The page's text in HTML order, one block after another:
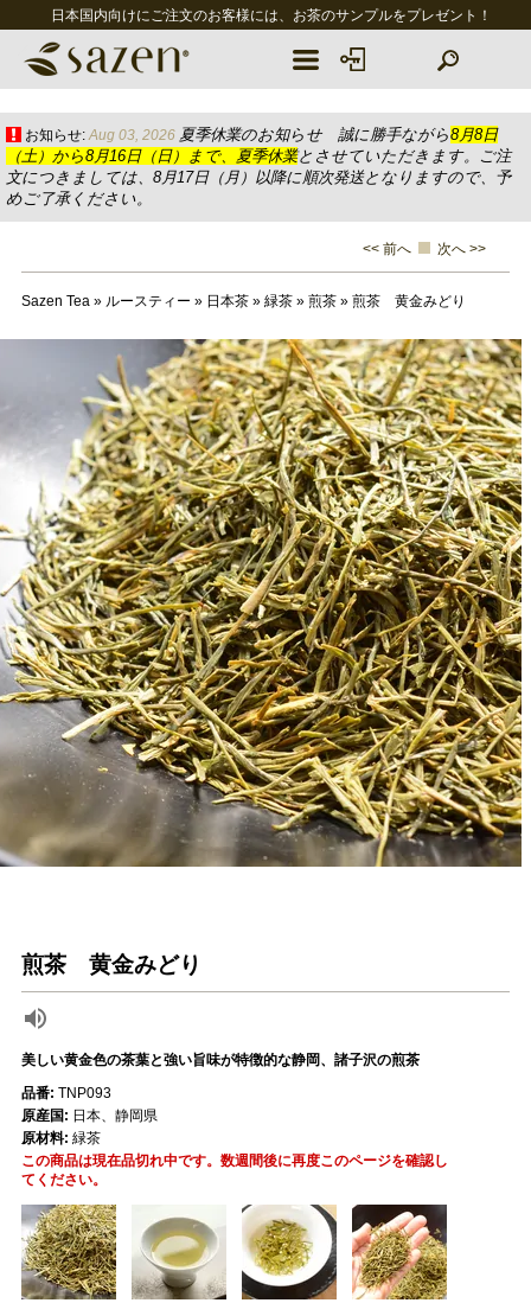
日本国内向けにご注文のお客様には、お茶のサンプルをプレゼント！
お知らせ: Aug 03, 2026 夏季休業のお知らせ 誠に勝手ながら8月8日
（土）から8月16日（日）まで、夏季休業とさせていただきます。ご注
文につきましては、8月17日（月）以降に順次発送となりますので、予
めご了承ください。
<< 前へ 次へ >>
Sazen Tea» ルースティー » 日本茶» 緑茶» 煎茶» 煎茶 黄金みどり
煎茶 黄金みどり
美しい黄金色の茶葉と強い旨味が特徴的な静岡、諸子沢の煎茶
品番: TNP093
原産国: 日本、静岡県
原材料: 緑茶
この商品は現在品切れ中です。数週間後に再度このページを確認し
てください。